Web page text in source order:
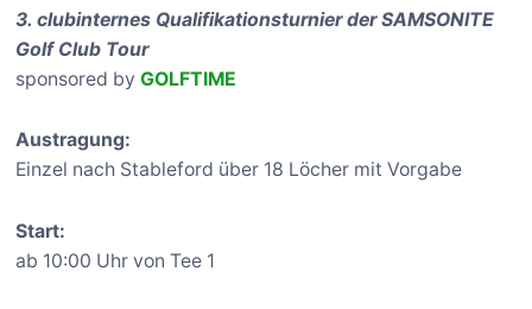
3. clubinternes Qualifikationsturnier der SAMSONITE
Golf Club Tour
sponsored byGOLFTIME
Austragung:
Einzel nach Stableford über 18 Löcher mit Vorgabe
Start:
ab 10:00 Uhr von Tee 1